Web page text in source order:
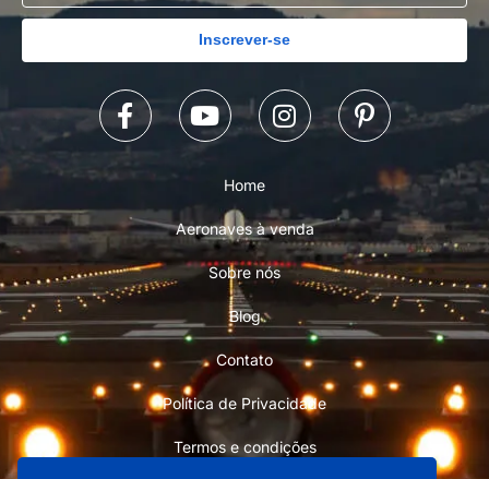
Inscrever-se
Home
Aeronaves à venda
Sobre nós
Blog
Contato
Política de Privacidade
Termos e condições